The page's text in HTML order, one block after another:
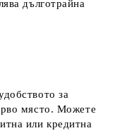
дълготрайна
за
място. Можете
или кредитна